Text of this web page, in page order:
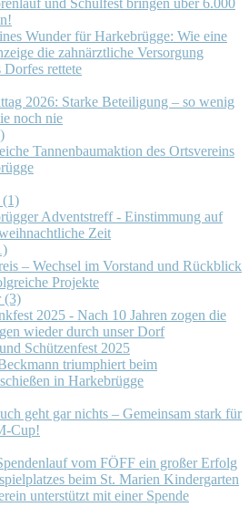
Wunder für Harkebrügge: Wie eine
die zahnärztliche Versorgung
Dorfes rettete
2026: Starke Beteiligung – so wenig
noch nie
Tannenbaumaktion des Ortsvereins
(1)
Adventstreff - Einstimmung auf
Zeit
– Wechsel im Vorstand und Rückblick
Projekte
(3)
2025 - Nach 10 Jahren zogen die
wieder durch unser Dorf
Schützenfest 2025
triumphiert beim
in Harkebrügge
geht gar nichts – Gemeinsam stark für
Cup!
vom FÖFF ein großer Erfolg
beim St. Marien Kindergarten
unterstützt mit einer Spende